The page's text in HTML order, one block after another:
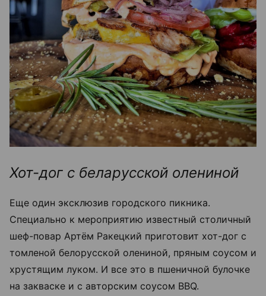
Хот-дог с беларусской олениной
Еще один эксклюзив городского пикника.
Специально к мероприятию известный столичный
шеф-повар Артём Ракецкий приготовит хот-дог с
томленой белорусской олениной, пряным соусом и
хрустящим луком. И все это в пшеничной булочке
на закваске и с авторским соусом BBQ.